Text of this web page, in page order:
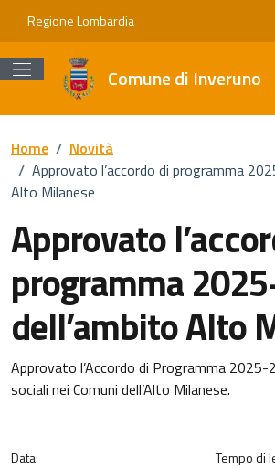
Vai ai contenuti
Vai al footer
Regione Lombardia
Comune di Inveruno
Home / Novità
/ Approvato l’accordo di programma
Alto Milanese
Approvato
programma
dell’ambito Alto
Dettagli della
Approvato l’Accordo di Programma
sociali nei Comuni dell’Alto Milanese.
Data:
Tempo di